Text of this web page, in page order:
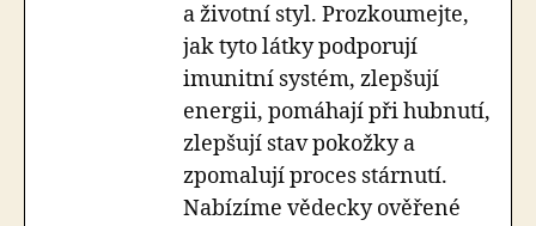
a životní styl. Prozkoumejte,
jak tyto látky podporují
imunitní systém, zlepšují
energii, pomáhají při hubnutí,
zlepšují stav pokožky a
zpomalují proces stárnutí.
Nabízíme vědecky ověřené